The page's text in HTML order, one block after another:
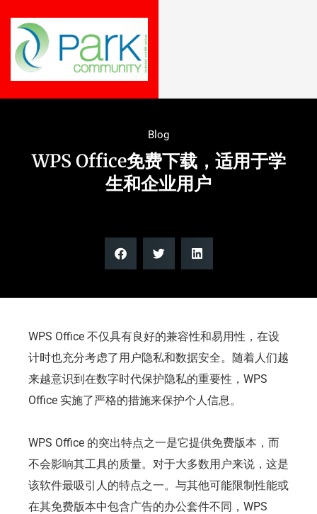
Blog
WPS Office免费下载，适用于学
生和企业用户
WPS Office 不仅具有良好的兼容性和易用性，在设
计时也充分考虑了用户隐私和数据安全。随着人们越
来越意识到在数字时代保护隐私的重要性，WPS
Office 实施了严格的措施来保护个人信息。
WPS Office 的突出特点之一是它提供免费版本，而
不会影响其工具的质量。对于大多数用户来说，这是
该软件最吸引人的特点之一。与其他可能限制性能或
在其免费版本中包含广告的办公套件不同，WPS